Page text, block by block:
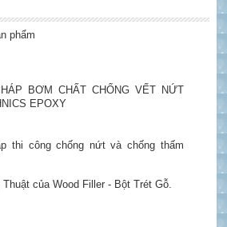
phẩm
BƠM CHẤT CHỐNG VẾT NỨT
EPOXY
thi công chống nứt và chống thấm
của Wood Filler - Bột Trét Gỗ.